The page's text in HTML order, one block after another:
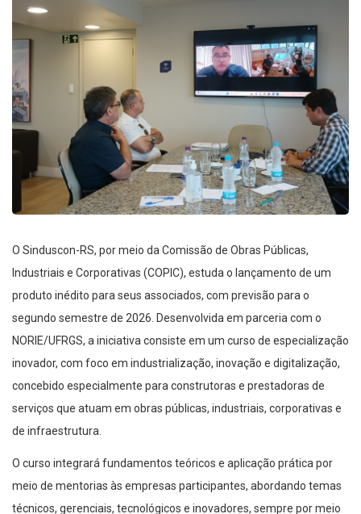
O Sinduscon-RS, por meio da Comissão de Obras Públicas,
Industriais e Corporativas (COPIC), estuda o lançamento de um
produto inédito para seus associados, com previsão para o
segundo semestre de 2026. Desenvolvida em parceria com o
NORIE/UFRGS, a iniciativa consiste em um curso de especialização
inovador, com foco em industrialização, inovação e digitalização,
concebido especialmente para construtoras e prestadoras de
serviços que atuam em obras públicas, industriais, corporativas e
de infraestrutura.
O curso integrará fundamentos teóricos e aplicação prática por
meio de mentorias às empresas participantes, abordando temas
técnicos, gerenciais, tecnológicos e inovadores, sempre por meio